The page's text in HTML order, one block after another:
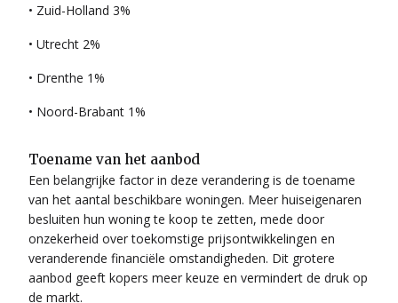
• Zuid-Holland 3%
• Utrecht 2%
• Drenthe 1%
• Noord-Brabant 1%
Toename van het aanbod
Een belangrijke factor in deze verandering is de toename
van het aantal beschikbare woningen. Meer huiseigenaren
besluiten hun woning te koop te zetten, mede door
onzekerheid over toekomstige prijsontwikkelingen en
veranderende financiële omstandigheden. Dit grotere
aanbod geeft kopers meer keuze en vermindert de druk op
de markt.